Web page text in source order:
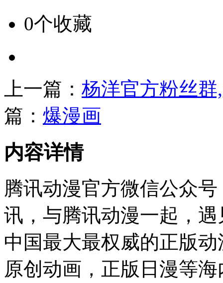
0个收藏
上一篇： 杨洋官方粉丝
篇： 爆漫画
内容详情
腾讯动漫官方微信公众
讯，与腾讯动漫一起，
中国最大最权威的正版
原创动画，正版日漫等